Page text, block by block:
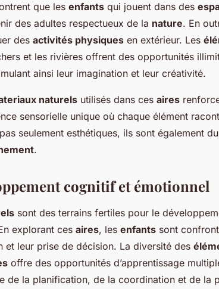
que les enfants qui jouent dans des
des adultes respectueux de la nature. En
des activités physiques en extérieur. Les
et les rivières offrent des opportunités
ainsi leur imagination et leur créativité.
naturels utilisés dans ces aires
sensorielle unique où chaque élément
seulement esthétiques, ils sont également
.
cognitif et émotionnel
sont des terrains fertiles pour le
explorant ces aires, les enfants sont
et leur prise de décision. La diversité des
offre des opportunités d’apprentissage
de la planification, de la coordination et de la